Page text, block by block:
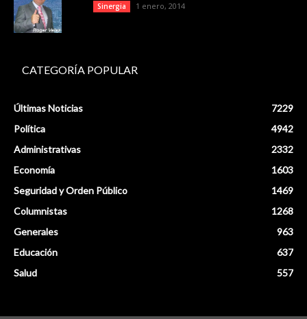
Sinergia 1 enero, 2014
CATEGORÍA POPULAR
Últimas Noticias
7229
Política
4942
Administrativas
2332
Economía
1603
Seguridad y Orden Público
1469
Columnistas
1268
Generales
963
Educación
637
Salud
557